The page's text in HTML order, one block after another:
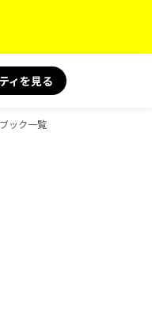
ィを見る
ック一覧